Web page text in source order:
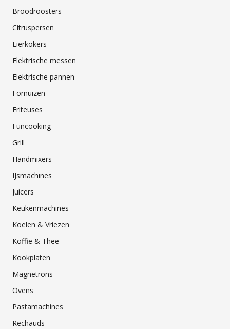
Broodroosters
Citruspersen
Eierkokers
Elektrische messen
Elektrische pannen
Fornuizen
Friteuses
Funcooking
Grill
Handmixers
IJsmachines
Juicers
Keukenmachines
Koelen & Vriezen
Koffie & Thee
Kookplaten
Magnetrons
Ovens
Pastamachines
Rechauds